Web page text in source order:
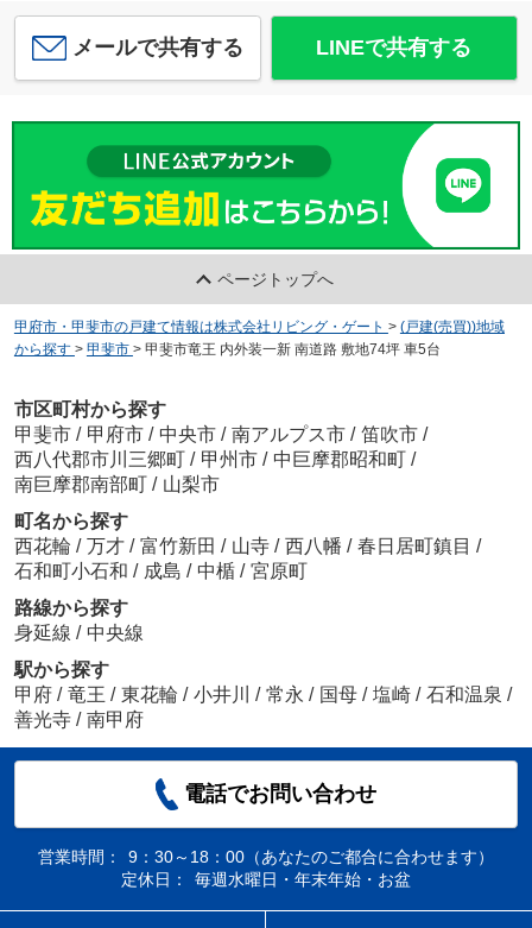
メールで共有する LINEで共有する
ページトップへ
甲府市・甲斐市の戸建て情報は株式会社リビング・ゲート > (戸建(売買))地域
から探す > 甲斐市 > 甲斐市竜王 内外装一新 南道路 敷地74坪 車5台
市区町村から探す
甲斐市 / 甲府市 / 中央市 / 南アルプス市 / 笛吹市 /
西八代郡市川三郷町 / 甲州市 / 中巨摩郡昭和町 /
南巨摩郡南部町 / 山梨市
町名から探す
西花輪 / 万才 / 富竹新田 / 山寺 / 西八幡 / 春日居町鎮目 /
石和町小石和 / 成島 / 中楯 / 宮原町
路線から探す
身延線 / 中央線
駅から探す
甲府 / 竜王 / 東花輪 / 小井川 / 常永 / 国母 / 塩崎 / 石和温泉 /
善光寺 / 南甲府
電話でお問い合わせ
営業時間：
9：30～18：00（あなたのご都合に合わせます）
定休日：
毎週水曜日・年末年始・お盆